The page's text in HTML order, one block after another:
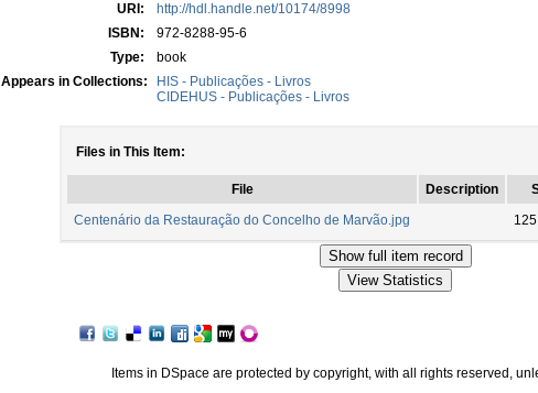
URI:
http://hdl.handle.net/10174/8998
ISBN:
972-8288-95-6
Type:
book
Appears in Collections:
HIS - Publicações - Livros
CIDEHUS - Publicações - Livros
Files in This Item:
File Description
Centenário da Restauração do Concelho de Marvão.jpg
Items in DSpace are protected by copyright, with all rights reserved,